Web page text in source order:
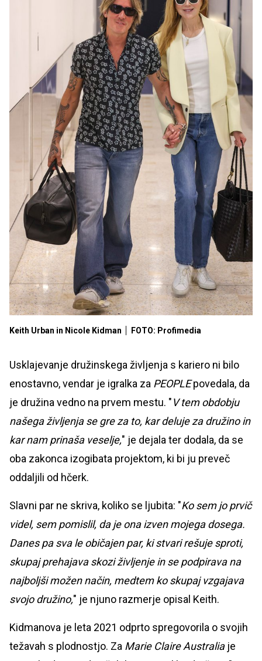
Keith Urban in Nicole Kidman FOTO: Profimedia
Usklajevanje družinskega življenja s kariero ni bilo
enostavno, vendar je igralka za PEOPLEpovedala, da
je družina vedno na prvem mestu. "V tem obdobju
našega življenja se gre za to, kar deluje za družino in
kar nam prinaša veselje," je dejala ter dodala, da se
oba zakonca izogibata projektom, ki bi ju preveč
oddaljili od hčerk.
Slavni par ne skriva, koliko se ljubita: "Ko sem jo prvič
videl, sem pomislil, da je ona izven mojega dosega.
Danes pa sva le običajen par, ki stvari rešuje sproti,
skupaj prehajava skozi življenje in se podpirava na
najboljši možen način, medtem ko skupaj vzgajava
svojo družino," je njuno razmerje opisal Keith.
Kidmanova je leta 2021 odprto spregovorila o svojih
težavah s plodnostjo. Za Marie Claire Australiaje